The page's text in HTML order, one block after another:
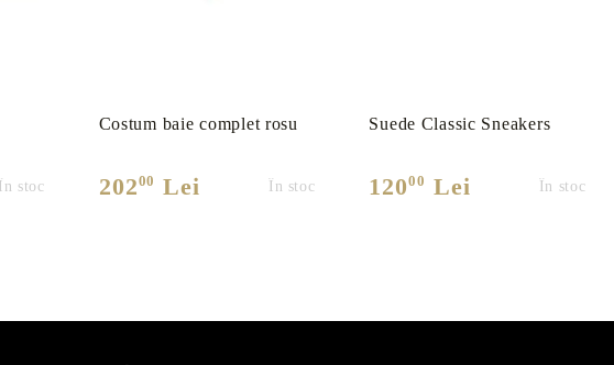
În stoc
Costum baie complet rosu
20200 Lei În stoc
Suede Classic Sneakers
12000 Lei În stoc